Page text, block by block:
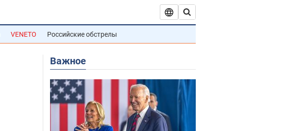
VENETO Российские обстрелы
Важное